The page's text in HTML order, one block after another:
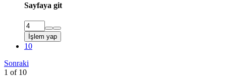
Sayfaya git
İşlem yap
10
Sonraki
1 of 10